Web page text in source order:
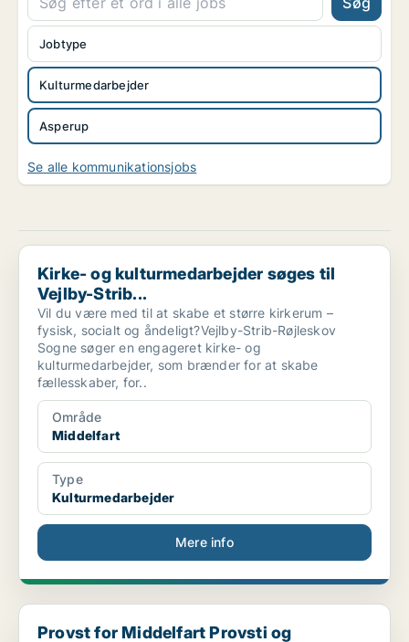
Kulturmedarbejder
Asperup
Jobtype
Se alle kommunikationsjobs
Kirke- og kulturmedarbejder søges til Vejlby-Strib...
Kirke- og kulturmedarbejder søges til
Vejlby-Strib...
Vil du være med til at skabe et større kirkerum –
fysisk, socialt og åndeligt?Vejlby-Strib-Røjleskov
Sogne søger en engageret kirke- og
kulturmedarbejder, som brænder for at skabe
fællesskaber, for..
Område
Middelfart
Type
Kulturmedarbejder
Mere info
Provst for Middelfart Provsti og sognepræst i Midd...
Provst for Middelfart Provsti og